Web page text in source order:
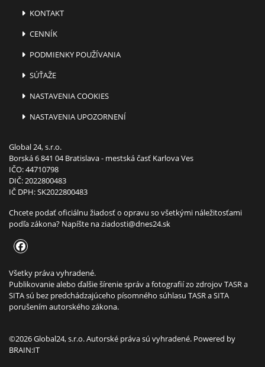
KONTAKT
CENNÍK
PODMIENKY POUŽÍVANIA
SÚŤAŽE
NASTAVENIA COOKIES
NASTAVENIA UPOZORNENÍ
Global 24, s.r.o.
Borská 6 841 04 Bratislava - mestská časť Karlova Ves
IČO: 44710798
DIČ: 2022800483
IČ DPH: SK2022800483
Chcete podať oficiálnu žiadosť o opravu so všetkými náležitosťami
podľa zákona? Napíšte naziadosti@dnes24.sk
Všetky práva vyhradené.
Publikovanie alebo ďalšie šírenie správ a fotografií zo zdrojov TASR a
SITA sú bez predchádzajúceho písomného súhlasu TASR a SITA
porušením autorského zákona.
©2026 Global24, s.r.o. Autorské práva sú vyhradené. Powered by
BRAIN:IT